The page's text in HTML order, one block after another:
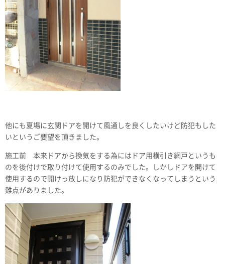
他にも夏場に玄関ドアを開けて風通しを良くしたいけど防犯もした
いというご要望を頂きました。
施工前 本来ドアから換気をする為にはドア用横引き網戸というも
のを後付けで取り付けて使用するのみでした。しかしドアを開けて
使用するので開けっ放しになり防犯ができなくなってしまうという
難点がありました。